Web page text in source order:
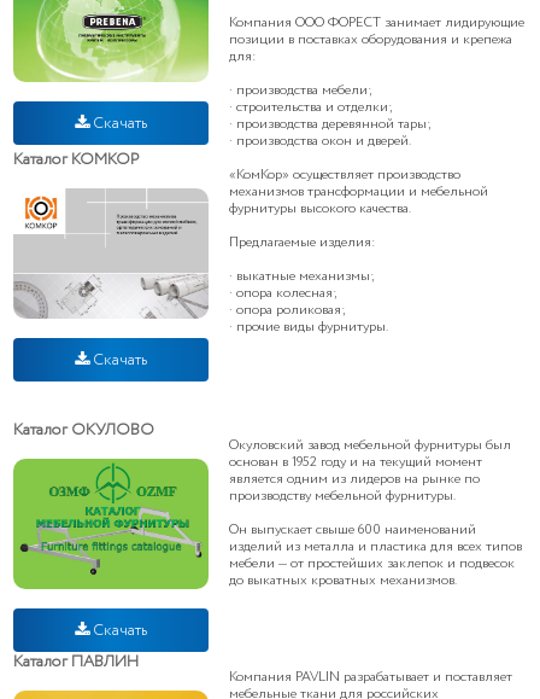
Скачать
Компания ООО ФОРЕСТ занимает лидирующие
позиции в поставках оборудования и крепежа
для:
· производства мебели;
· строительства и отделки;
· производства деревянной тары;
· производства окон и дверей.
Каталог КОМКОР
Скачать
«КомКор» осуществляет производство
механизмов трансформации и мебельной
фурнитуры высокого качества.
Предлагаемые изделия:
· выкатные механизмы;
· опора колесная;
· опора роликовая;
· прочие виды фурнитуры.
Каталог ОКУЛОВО
Скачать
Окуловский завод мебельной фурнитуры был
основан в 1952 году и на текущий момент
является одним из лидеров на рынке по
производству мебельной фурнитуры.
Он выпускает свыше 600 наименований
изделий из металла и пластика для всех типов
мебели — от простейших заклепок и подвесок
до выкатных кроватных механизмов.
Каталог ПАВЛИН
Компания PAVLIN разрабатывает и поставляет
мебельные ткани для российских